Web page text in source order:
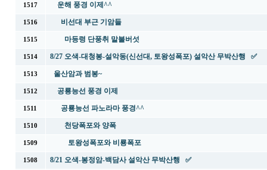
1517 운해 풍경 이제^^
1516 비선대 부근 기암들
1515 마등령 단풍취 말불버섯
1514 8/27 오색-대청봉-설악동(신선대, 토왕성폭포) 설악산 무박산행 ✅
1513 울산암과 범봉~
1512 공룡능선 풍경 이제
1511 공룡능선 파노라마 풍경^^
1510 천당폭포와 양폭
1509 토왕성폭포와 비룡폭포
1508 8/21 오색-봉정암-백담사 설악산 무박산행 ✅